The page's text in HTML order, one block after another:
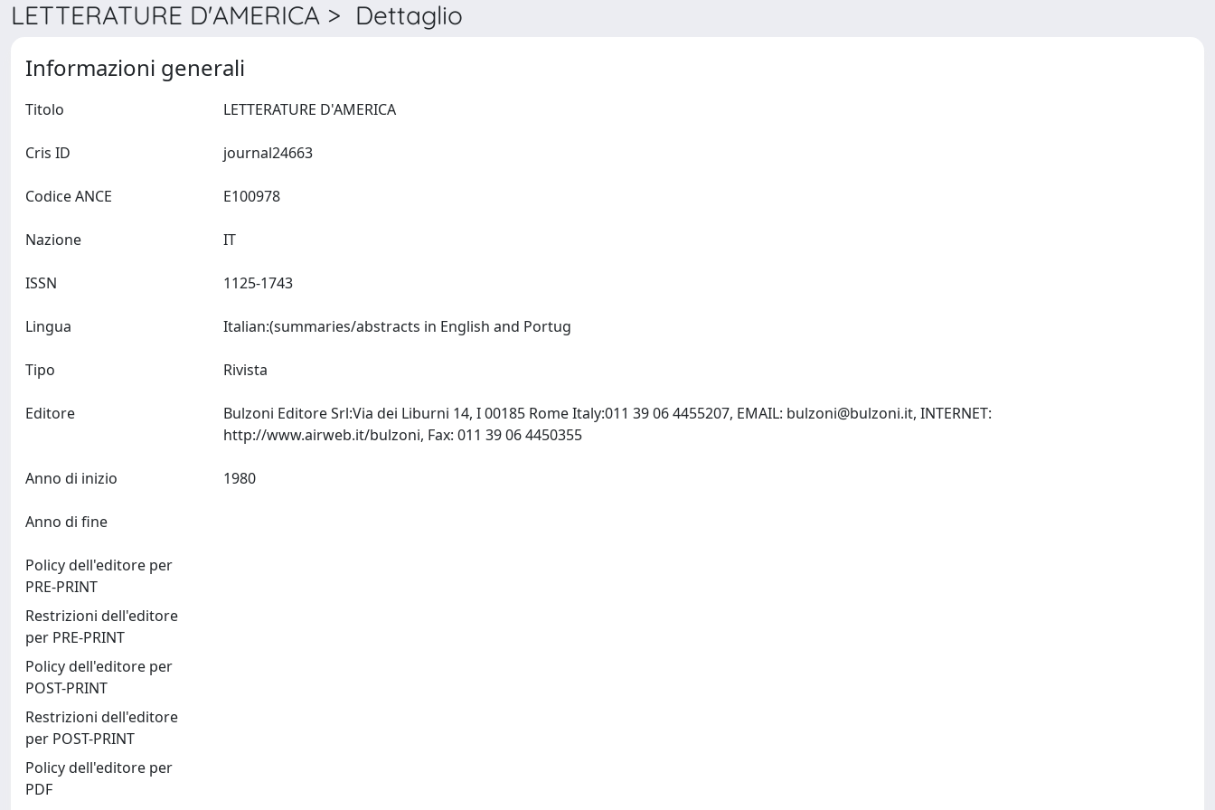
LETTERATURE D'AMERICA > Dettaglio
Informazioni generali
Titolo
Cris ID
Codice ANCE
Nazione
ISSN
Lingua
Tipo Rivista
Editore Bulzoni Editore Srl:Via dei Liburni 14, I 00185 Rome Italy:011 39 06 4455207, EMAIL: bulzoni@bulzoni.it, INTERNET:
Anno di inizio
Anno di fine
Policy dell'editore per
PRE-PRINT
Restrizioni dell'editore
per PRE-PRINT
Policy dell'editore per
POST-PRINT
Restrizioni dell'editore
per POST-PRINT
Policy dell'editore per
PDF